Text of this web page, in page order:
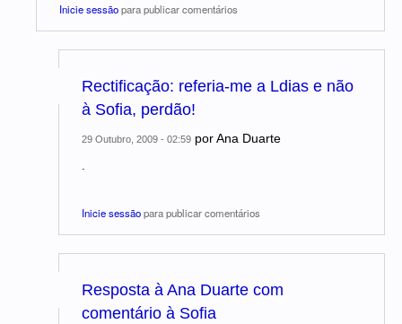
Inicie sessãopara publicar comentários
Rectificação: referia-me a Ldias e não
à Sofia, perdão!
29 Outubro, 2009 - 02:59 porAna Duarte
.
Inicie sessãopara publicar comentários
Resposta à Ana Duarte com
comentário à Sofia